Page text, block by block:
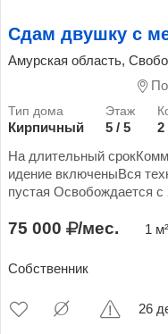
Сдам двушку с
Амурская область,
Кирпичный 5 / 5 2
На длительный
идение включеныВся
пустая Освобождается с
75 000 /мес. 1
Собственник
26